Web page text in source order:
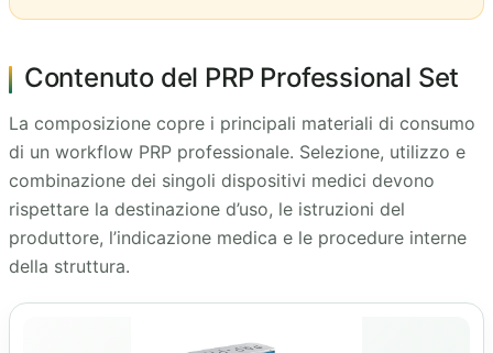
Contenuto del PRP Professional Set
La composizione copre i principali materiali di consumo
di un workflow PRP professionale. Selezione, utilizzo e
combinazione dei singoli dispositivi medici devono
rispettare la destinazione d’uso, le istruzioni del
produttore, l’indicazione medica e le procedure interne
della struttura.